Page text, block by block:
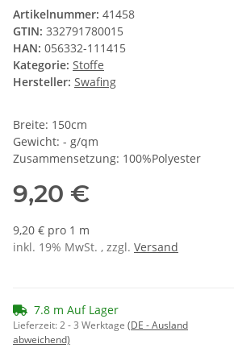
Artikelnummer: 41458
GTIN: 332791780015
HAN: 056332-111415
Kategorie: Stoffe
Hersteller: Swafing
Breite: 150cm
Gewicht: - g/qm
Zusammensetzung: 100%Polyester
9,20 €
9,20 € pro 1 m
inkl. 19% MwSt. , zzgl. Versand
7.8 m Auf Lager
Lieferzeit:2 - 3 Werktage (DE - Ausland
abweichend)